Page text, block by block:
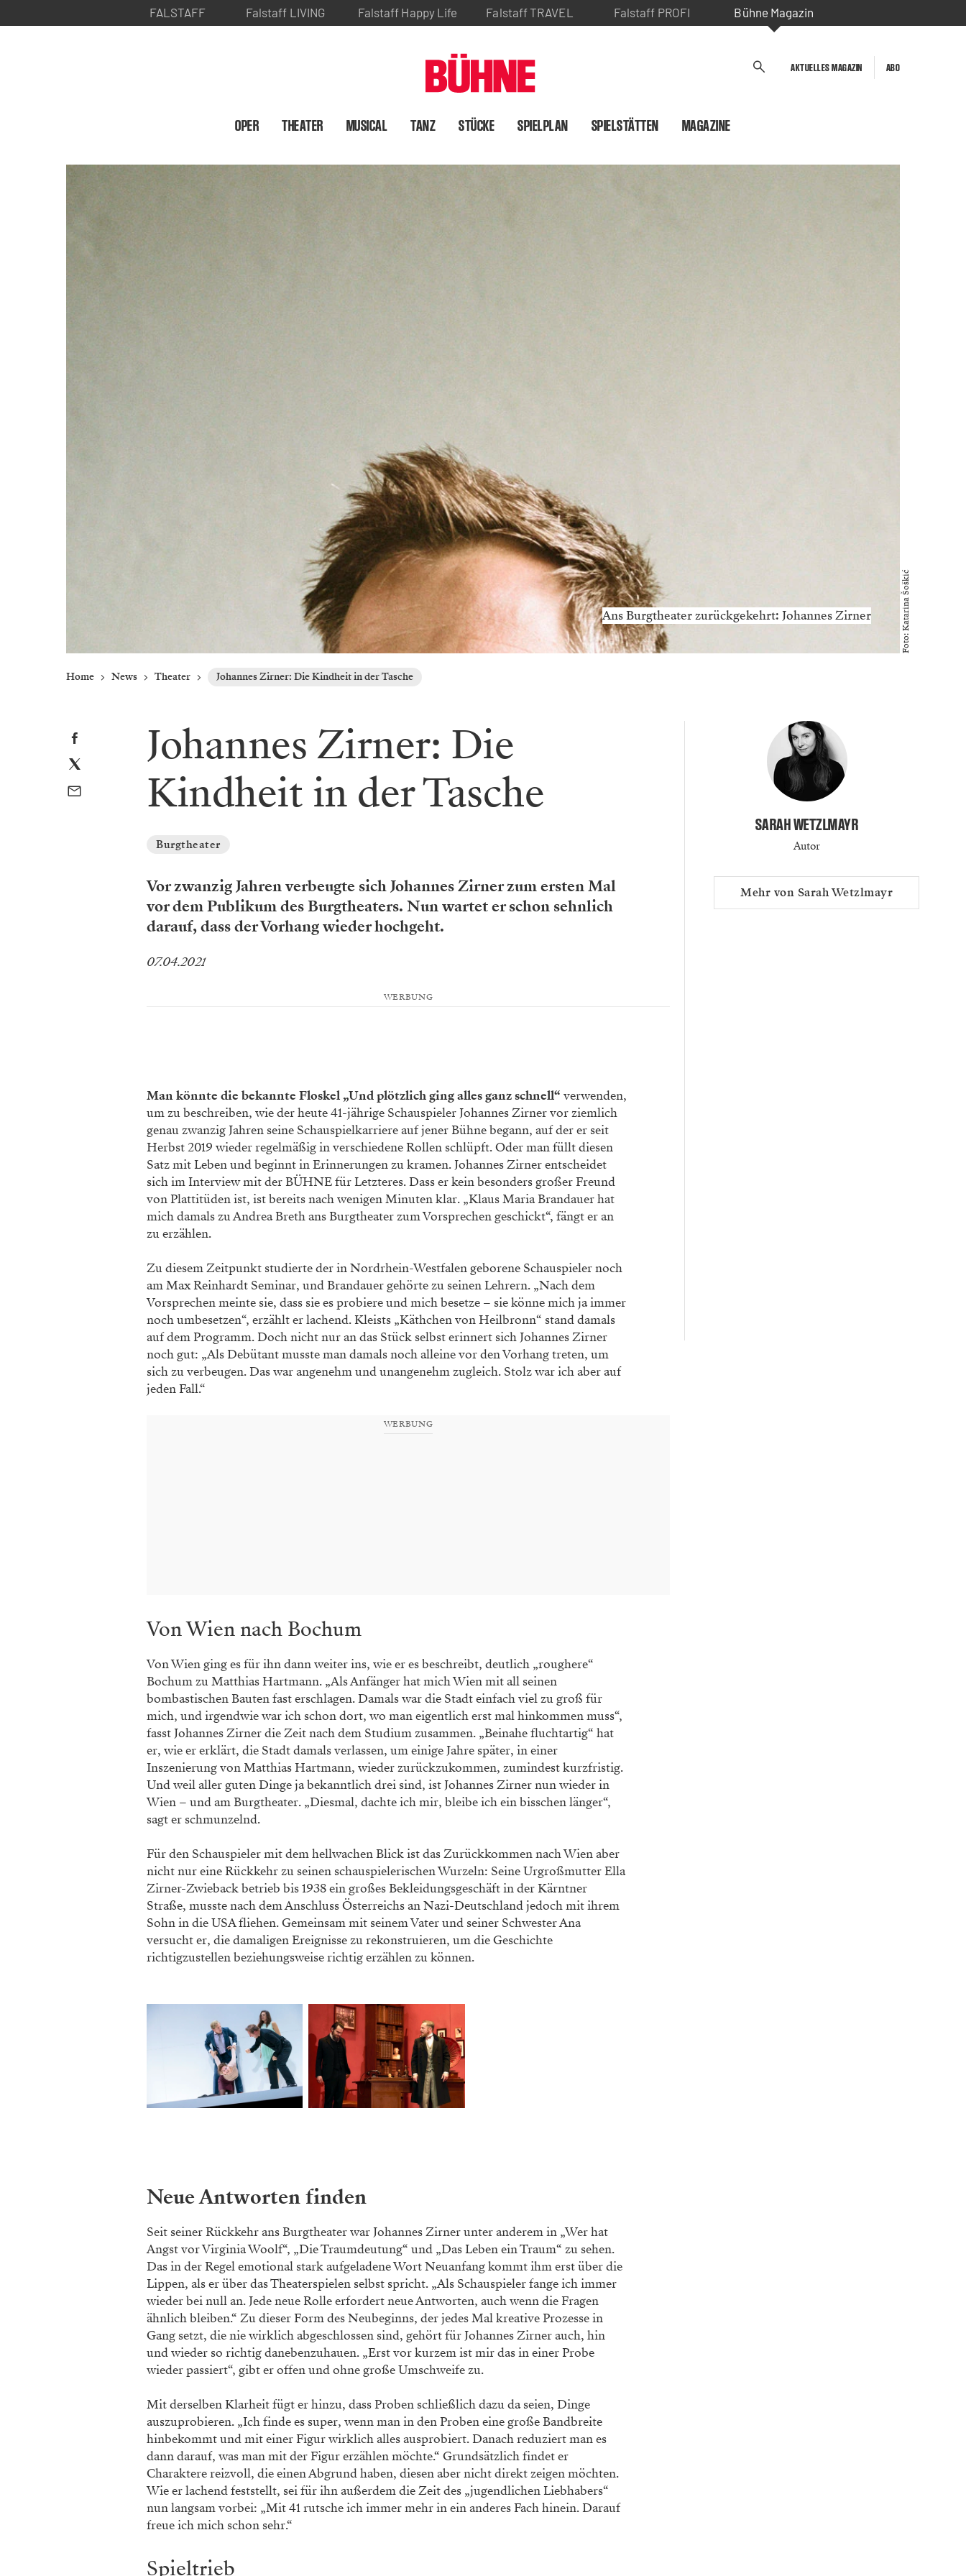
FALSTAFF Falstaff LIVING Falstaff Happy Life Falstaff TRAVEL Falstaff PROFI Bühne Magazin
AKTUELLES MAGAZIN ABO
OPER THEATER MUSICAL TANZ STÜCKE SPIELPLAN SPIELSTÄTTEN MAGAZINE
Ans Burgtheater zurückgekehrt: Johannes Zirner Foto: Katarina Šoškić
Home News Theater Johannes Zirner: Die Kindheit in der Tasche
Johannes Zirner: Die
Kindheit in der Tasche
Burgtheater
Vor zwanzig Jahren verbeugte sich Johannes Zirner zum ersten Mal
vor dem Publikum des Burgtheaters. Nun wartet er schon sehnlich
darauf, dass der Vorhang wieder hochgeht.
07.04.2021
WERBUNG
Man könnte die bekannte Floskel „Und plötzlich ging alles ganz schnell“ verwenden,
um zu beschreiben, wie der heute 41-jährige Schauspieler Johannes Zirner vor ziemlich
genau zwanzig Jahren seine Schauspielkarriere auf jener Bühne begann, auf der er seit
Herbst 2019 wieder regelmäßig in verschiedene Rollen schlüpft. Oder man füllt diesen
Satz mit Leben und beginnt in Erinnerungen zu kramen. Johannes Zirner entscheidet
sich im Interview mit der BÜHNE für Letzteres. Dass er kein besonders großer Freund
von Plattitüden ist, ist bereits nach wenigen Minuten klar. „Klaus Maria Brandauer hat
mich damals zu Andrea Breth ans Burgtheater zum Vorsprechen geschickt“, fängt er an
zu erzählen.
Zu diesem Zeitpunkt studierte der in Nordrhein-Westfalen geborene Schauspieler noch
am Max Reinhardt Seminar, und Brandauer gehörte zu seinen Lehrern. „Nach dem
Vorsprechen meinte sie, dass sie es probiere und mich besetze – sie könne mich ja immer
noch umbesetzen“, erzählt er lachend. Kleists „Käthchen von Heilbronn“ stand damals
auf dem Programm. Doch nicht nur an das Stück selbst erinnert sich Johannes Zirner
noch gut: „Als Debütant musste man damals noch alleine vor den Vorhang treten, um
sich zu verbeugen. Das war angenehm und unangenehm zugleich. Stolz war ich aber auf
jeden Fall.“
WERBUNG
Von Wien nach Bochum
Von Wien ging es für ihn dann weiter ins, wie er es beschreibt, deutlich „roughere“
Bochum zu Matthias Hartmann. „Als Anfänger hat mich Wien mit all seinen
bombastischen Bauten fast erschlagen. Damals war die Stadt einfach viel zu groß für
mich, und irgendwie war ich schon dort, wo man eigentlich erst mal hinkommen muss“,
fasst Johannes Zirner die Zeit nach dem Studium zusammen. „Beinahe fluchtartig“ hat
er, wie er erklärt, die Stadt damals verlassen, um einige Jahre ­später, in einer
Inszenierung von Matthias Hartmann, wieder zurückzukommen, zumindest kurzfristig.
Und weil aller guten Dinge ja bekanntlich drei sind, ist Johannes Zirner nun wieder in
Wien – und am Burgtheater. „Diesmal, dachte ich mir, bleibe ich ein bisschen länger“,
sagt er schmunzelnd.
Für den Schauspieler mit dem hellwachen Blick ist das Zurückkommen nach Wien aber
nicht nur eine Rückkehr zu seinen schauspielerischen Wurzeln: Seine Urgroßmutter Ella
Zirner-Zwieback betrieb bis 1938 ein großes Bekleidungsgeschäft in der Kärntner
Straße, musste nach dem Anschluss Österreichs an Nazi-Deutschland jedoch mit ihrem
Sohn in die USA fliehen. Gemeinsam mit seinem Vater und seiner Schwester Ana
versucht er, die damaligen Ereignisse zu rekonstruieren, um die Geschichte
richtigzustellen beziehungsweise richtig erzählen zu können.
Neue Antworten finden
Seit seiner Rückkehr ans Burgtheater war Johannes Zirner unter anderem in „Wer hat
Angst vor Vir­ginia Woolf“, „Die Traumdeutung“ und „Das Leben ein Traum“ zu sehen.
Das in der Regel emotional stark aufgeladene Wort Neuanfang kommt ihm erst über die
Lippen, als er über das Theaterspielen selbst spricht. „Als Schauspieler fange ich immer
wieder bei null an. Jede neue Rolle erfordert neue Antworten, auch wenn die Fragen
ähnlich bleiben.“ Zu dieser Form des Neubeginns, der jedes Mal kreative Prozesse in
Gang setzt, die nie wirklich abgeschlossen sind, gehört für Johannes Zirner auch, hin
und wieder so richtig danebenzuhauen. „Erst vor kurzem ist mir das in einer Probe
wieder passiert“, gibt er offen und ohne große Umschweife zu.
Mit derselben Klarheit fügt er hinzu, dass Proben schließlich dazu da seien, Dinge
auszuprobieren. „Ich finde es super, wenn man in den Proben eine große Bandbreite
hinbekommt und mit einer Figur wirklich alles ausprobiert. Danach reduziert man es
dann darauf, was man mit der Figur erzählen möchte.“ Grundsätzlich findet er
Charaktere reizvoll, die einen Abgrund haben, diesen aber nicht direkt zeigen möchten.
Wie er lachend feststellt, sei für ihn außerdem die Zeit des „jugendlichen Liebhabers“
nun langsam vorbei: „Mit 41 rutsche ich immer mehr in ein anderes Fach hinein. Darauf
freue ich mich schon sehr.“
Spieltrieb
SARAH WETZLMAYR
Autor
Mehr von Sarah Wetzlmayr